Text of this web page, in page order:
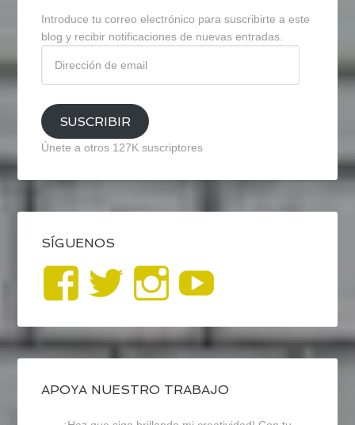
Introduce tu correo electrónico para suscribirte a este
blog y recibir notificaciones de nuevas entradas.
email
SUSCRIBIR
Únete a otros 127K suscriptores
SÍGUENOS
Ver
perfil
de
blogrecursosep
Ver
perfil
de
recursosep
Ver
perfil
de
recursosep
APOYA NUESTRO TRABAJO